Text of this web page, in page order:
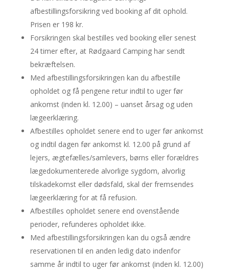
afbestillingsforsikring ved booking af dit ophold.
Prisen er 198 kr.
Forsikringen skal bestilles ved booking eller senest
24 timer efter, at Rødgaard Camping har sendt
bekræftelsen.
Med afbestillingsforsikringen kan du afbestille
opholdet og få pengene retur indtil to uger før
ankomst (inden kl. 12.00) – uanset årsag og uden
lægeerklæring.
Afbestilles opholdet senere end to uger før ankomst
og indtil dagen før ankomst kl. 12.00 på grund af
lejers, ægtefælles/samlevers, børns eller forældres
lægedokumenterede alvorlige sygdom, alvorlig
tilskadekomst eller dødsfald, skal der fremsendes
lægeerklæring for at få refusion.
Afbestilles opholdet senere end ovenstående
perioder, refunderes opholdet ikke.
Med afbestillingsforsikringen kan du også ændre
reservationen til en anden ledig dato indenfor
samme år indtil to uger før ankomst (inden kl. 12.00)